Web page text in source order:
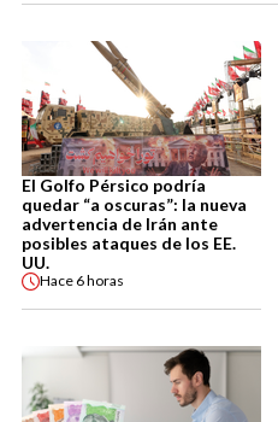
El Golfo Pérsico podría
quedar “a oscuras”: la nueva
advertencia de Irán ante
posibles ataques de los EE.
UU.
Hace 6 horas